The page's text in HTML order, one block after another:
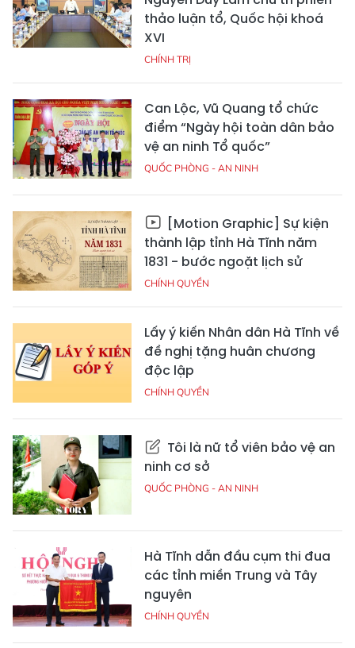
thảo luận tổ, Quốc hội khoá
XVI
CHÍNH TRỊ
Can Lộc, Vũ Quang tổ chức
điểm “Ngày hội toàn dân bảo
vệ an ninh Tổ quốc”
QUỐC PHÒNG - AN NINH
[Motion Graphic] Sự kiện
thành lập tỉnh Hà Tĩnh năm
1831 - bước ngoặt lịch sử
CHÍNH QUYỀN
Lấy ý kiến Nhân dân Hà Tĩnh về
đề nghị tặng huân chương
độc lập
CHÍNH QUYỀN
Tôi là nữ tổ viên bảo vệ an
ninh cơ sở
QUỐC PHÒNG - AN NINH
Hà Tĩnh dẫn đầu cụm thi đua
các tỉnh miền Trung và Tây
nguyên
CHÍNH QUYỀN